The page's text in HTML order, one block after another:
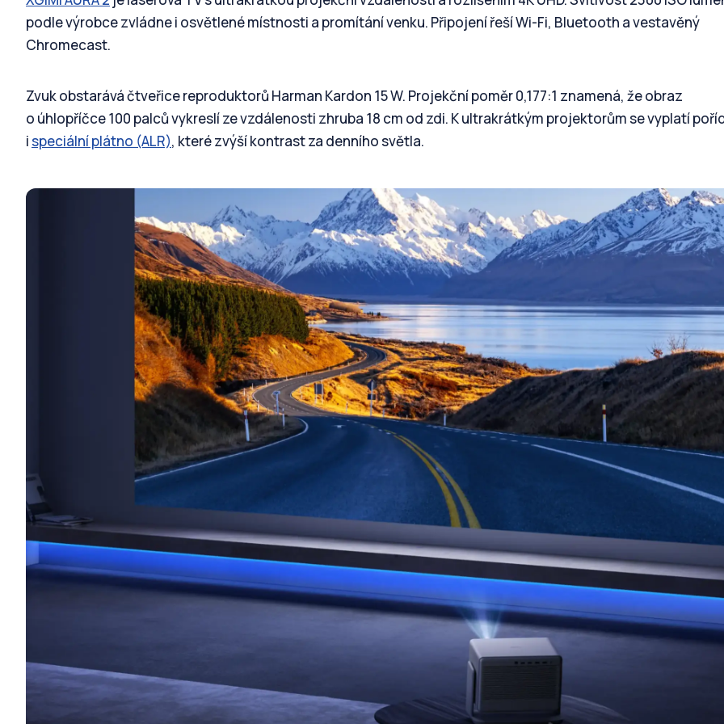
podle výrobce zvládne i osvětlené místnosti a promítání venku. Připojení řeší Wi-Fi, Bluetooth a vestavěný
Chromecast.
Zvuk obstarává čtveřice reproduktorů Harman Kardon 15 W. Projekční poměr 0,177:1 znamená, že obraz
o úhlopříčce 100 palců vykreslí ze vzdálenosti zhruba 18 cm od zdi. K ultrakrátkým projektorům se vyplatí
ispeciální plátno (ALR), které zvýší kontrast za denního světla.